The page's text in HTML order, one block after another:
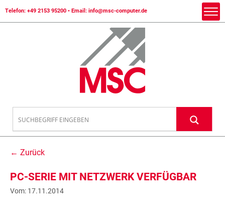
Telefon: +49 2153 95200 • Email: info@msc-computer.de
← Zurück
PC-SERIE MIT NETZWERK VERFÜGBAR
Vom: 17.11.2014